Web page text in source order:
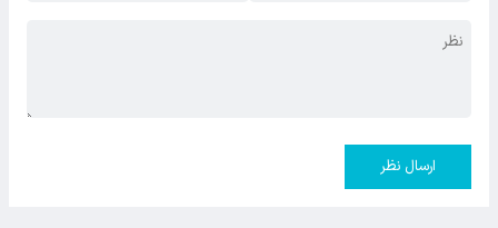
ارسال نظر